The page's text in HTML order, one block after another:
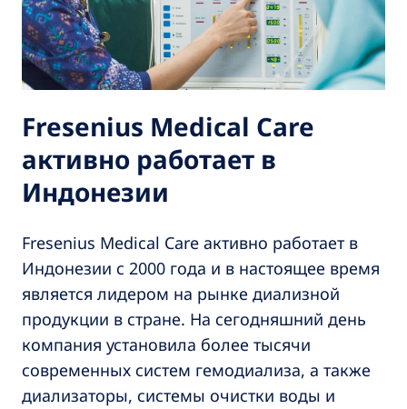
Fresenius Medical Care
активно работает в
Индонезии
Fresenius Medical Care активно работает в
Индонезии с 2000 года и в настоящее время
является лидером на рынке диализной
продукции в стране. На сегодняшний день
компания установила более тысячи
современных систем гемодиализа, а также
диализаторы, системы очистки воды и